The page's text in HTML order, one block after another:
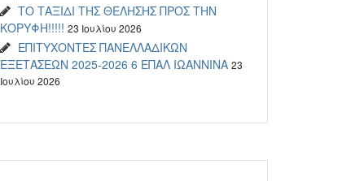
ΤΟ ΤΑΞΙΔΙ ΤΗΣ ΘΕΛΗΣΗΣ ΠΡΟΣ ΤΗΝ
ΚΟΡΥΦΗ!!!!! 23 Ιουλίου 2026
ΕΠΙΤΥΧΟΝΤΕΣ ΠΑΝΕΛΛΑΔΙΚΩΝ
ΕΞΕΤΑΣΕΩΝ 2025-2026 6 ΕΠΑΛ ΙΩΑΝΝΙΝΑ 23
Ιουλίου 2026